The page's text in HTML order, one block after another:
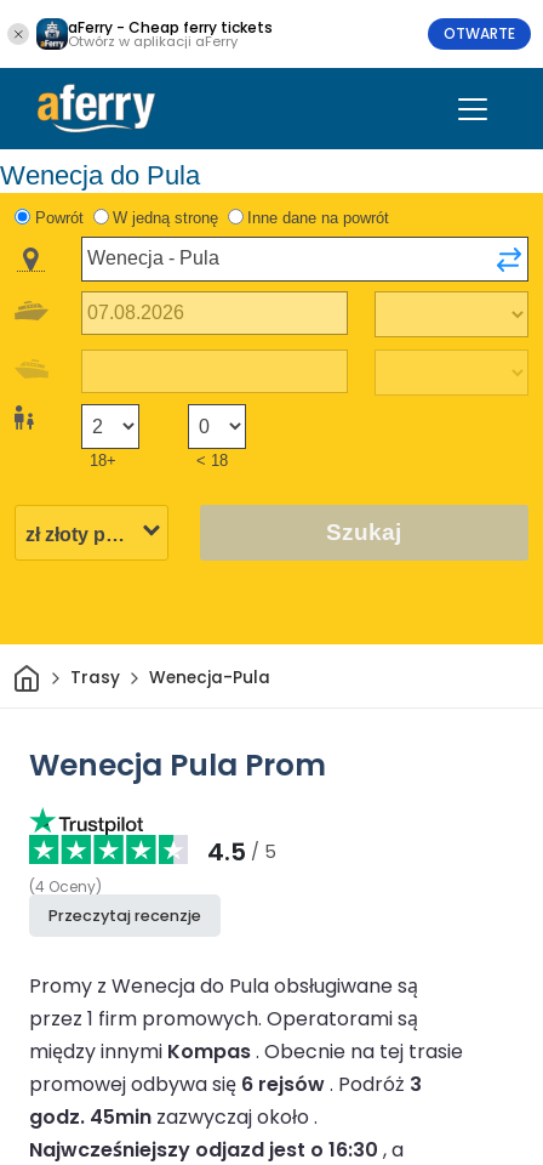
aFerry - Cheap ferry tickets
Otwórz w aplikacji aFerry OTWARTE
Wenecja do Pula
Powrót W jedną stronę Inne dane na powrót
18+ < 18
Szukaj
DomTrasy Wenecja-Pula
Wenecja Pula Prom
4.5 / 5
(4 Oceny)
Przeczytaj recenzje
Promy z Wenecja do Pula obsługiwane są
przez 1 firm promowych. Operatorami są
między innymi Kompas. Obecnie na tej trasie
promowej odbywa się 6 rejsów. Podróż 3
godz. 45min zazwyczaj około .
Najwcześniejszy odjazd jest o 16:30 , a